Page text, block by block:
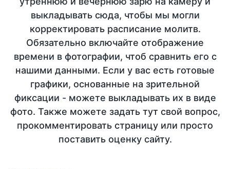
выкладывать сюда, чтобы мы могли
корректировать расписание молитв.
Обязательно включайте отображение
времени в фотографии, чтоб сравнить его с
нашими данными. Если у вас есть готовые
графики, основанные на зрительной
фиксации - можете выкладывать их в виде
фото. Также можете задать тут свой вопрос,
прокомментировать страницу или просто
поставить оценку сайту.